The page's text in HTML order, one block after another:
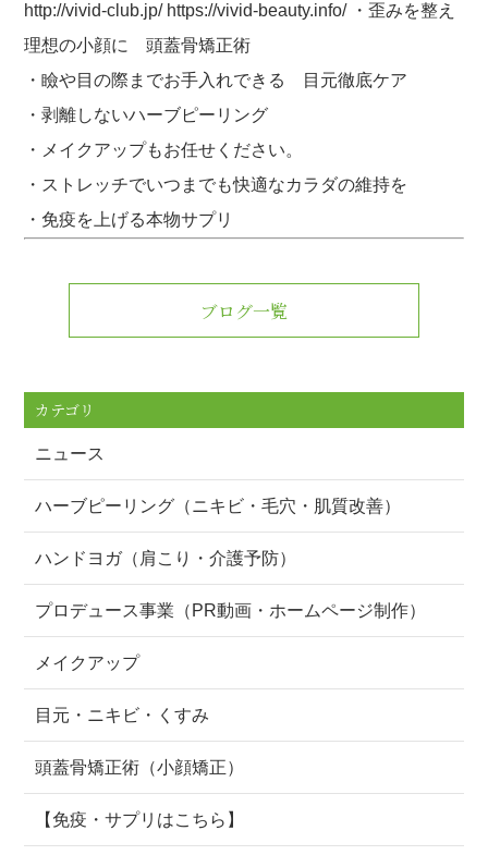
http://vivid-club.jp/ https://vivid-beauty.info/ ・歪みを整え
理想の小顔に 頭蓋骨矯正術
・瞼や目の際までお手入れできる 目元徹底ケア
・剥離しないハーブピーリング
・メイクアップもお任せください。
・ストレッチでいつまでも快適なカラダの維持を
・免疫を上げる本物サプリ
ブログ一覧
カテゴリ
ニュース
ハーブピーリング（ニキビ・毛穴・肌質改善）
ハンドヨガ（肩こり・介護予防）
プロデュース事業（PR動画・ホームページ制作）
メイクアップ
目元・ニキビ・くすみ
頭蓋骨矯正術（小顔矯正）
【免疫・サプリはこちら】